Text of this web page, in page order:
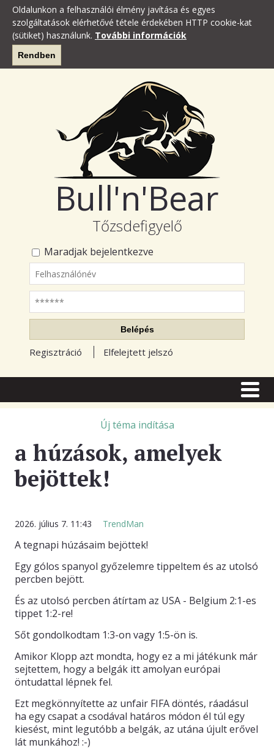
Oldalunkon a felhasználói élmény javítása és egyes
szolgáltatások elérhetővé tétele érdekében HTTP cookie-kat
(sütiket) használunk. További információk
Rendben
Bull'n'Bear
Tőzsdefigyelő
Maradjak bejelentkezve
Felhasználónév
Jelszó
Belépés
Regisztráció Elfelejtett jelszó
TŐZSDE FÓRUM
TUDÁSTÁR
BLOGOK
ELŐFIZETÉS
KAPCSOLAT
Új téma indítása
a húzások, amelyek
bejöttek!
2026. július 7. 11:43 TrendMan
A tegnapi húzásaim bejöttek!
Egy gólos spanyol győzelemre tippeltem és az utolsó
percben bejött.
És az utolsó percben átírtam az USA - Belgium 2:1-es
tippet 1:2-re!
Sőt gondolkodtam 1:3-on vagy 1:5-ön is.
Amikor Klopp azt mondta, hogy ez a mi játékunk már
sejtettem, hogy a belgák itt amolyan európai
öntudattal lépnek fel.
Ezt megkönnyítette az unfair FIFA döntés, ráadásul
ha egy csapat a csodával határos módon él túl egy
kiesést, mint legutóbb a belgák, az utána újult erővel
lát munkához! :-)